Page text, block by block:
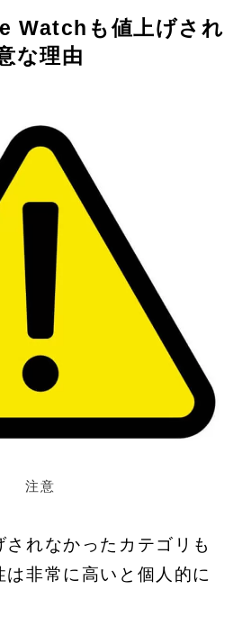
Watchも値上げされ
な理由
注意
れなかったカテゴリも
非常に高いと個人的に